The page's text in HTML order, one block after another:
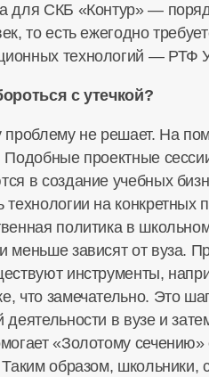
для СКБ «Контур» —
то есть ежегодно
технологий — РТФ
с утечкой?
не решает. На
Подобные проектные
в создание учебных
технологии на конкретных
политика в
меньше зависят от вуза.
инструменты,
что замечательно. Это
деятельности в вузе и
«Золотому
Таким образом,